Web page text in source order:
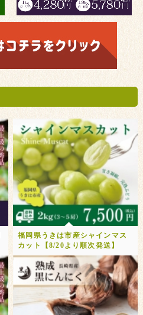
福岡県うきは市産シャインマス
カット【8/20より順次発送】